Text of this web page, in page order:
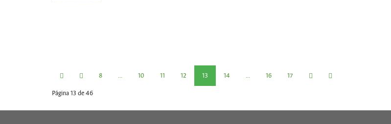
8 ... 10 11 12 13 14 ... 16 17
Página 13 de 46